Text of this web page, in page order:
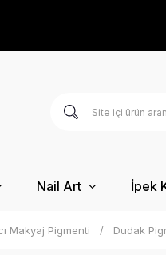
Nail Art İpek
Makyaj Pigmenti Dudak